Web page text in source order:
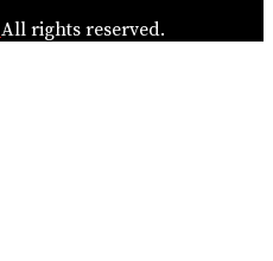
All rights reserved.